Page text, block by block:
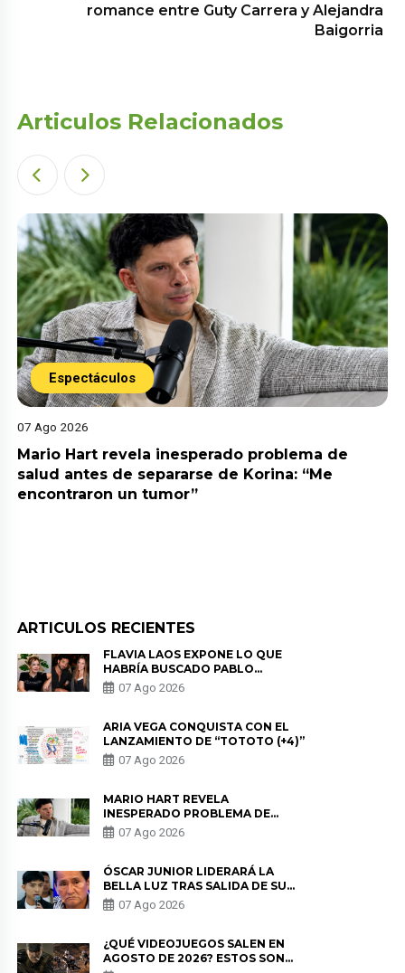
romance entre Guty Carrera y Alejandra
Baigorria
Articulos Relacionados
Espectáculos
07 Ago 2026
Mario Hart revela inesperado problema de
salud antes de separarse de Korina: “Me
encontraron un tumor”
ARTICULOS RECIENTES
FLAVIA LAOS EXPONE LO QUE
HABRÍA BUSCADO PABLO
HEREDIA CON ALE FULLER: “UNA
DE LAS PARTES QUERÍA EL
07 Ago 2026
ARIA VEGA CONQUISTA CON EL
LANZAMIENTO DE “TOTOTO (+4)”
07 Ago 2026
MARIO HART REVELA
INESPERADO PROBLEMA DE
SALUD ANTES DE SEPARARSE DE
KORINA: “ME ENCONTRARON UN
07 Ago 2026
ÓSCAR JUNIOR LIDERARÁ LA
BELLA LUZ TRAS SALIDA DE SU
PADRE POR POLÉMICA CON
NALDY SALDAÑA
07 Ago 2026
¿QUÉ VIDEOJUEGOS SALEN EN
AGOSTO DE 2026? ESTOS SON